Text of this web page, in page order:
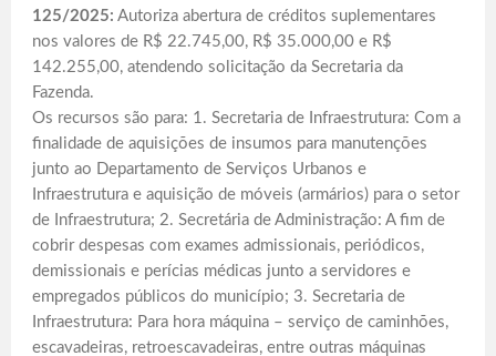
125/2025: Autoriza abertura de créditos suplementares
nos valores de R$ 22.745,00, R$ 35.000,00 e R$
142.255,00, atendendo solicitação da Secretaria da
Fazenda.
Os recursos são para: 1. Secretaria de Infraestrutura: Com a
finalidade de aquisições de insumos para manutenções
junto ao Departamento de Serviços Urbanos e
Infraestrutura e aquisição de móveis (armários) para o setor
de Infraestrutura; 2. Secretária de Administração: A fim de
cobrir despesas com exames admissionais, periódicos,
demissionais e perícias médicas junto a servidores e
empregados públicos do município; 3. Secretaria de
Infraestrutura: Para hora máquina – serviço de caminhões,
escavadeiras, retroescavadeiras, entre outras máquinas